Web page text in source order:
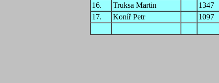
16.
Truksa Martin
1347
17.
Koníř Petr 1097